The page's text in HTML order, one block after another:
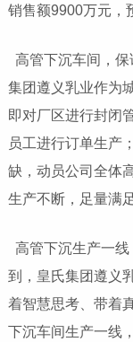
销售额9900万元，
高管下沉车间，
集团遵义乳业作为
即对厂区进行封闭
员工进行订单生产
缺，动员公司全体
生产不断，足量满
高管下沉生产一
到，皇氏集团遵义
着智慧思考、带着
下沉车间生产一线